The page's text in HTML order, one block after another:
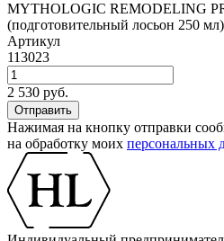
MYTHOLOGIC REMODELING
(подготовительный лосьон 250 мл)
Артикул
113023
2 530 руб.
Нажимая на кнопку отправки
на обработку моих персональных